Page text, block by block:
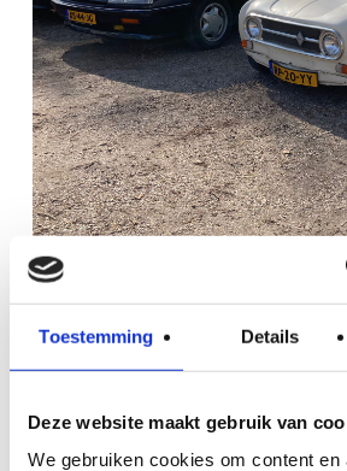
Toestemming Details
Deze website maakt gebruik van
We gebruiken cookies om content en
13 maart 2022